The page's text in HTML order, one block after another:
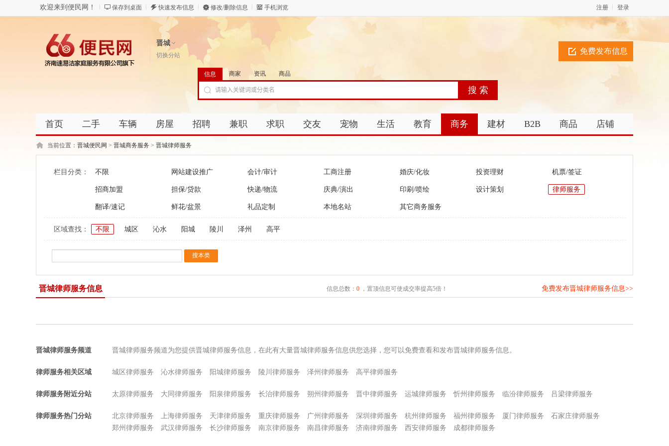
欢迎来到便民网！ 保存到桌面 快速发布信息 修改/删除信息 手机浏览 登录
注册
晋城
切换分站 免费发布信息
信息 商家 资讯 商品
首页 二手 车辆 房屋 招聘 兼职 求职 交友 宠物 生活 教育 商务 建材 B2B 商品 店铺
当前位置： 晋城便民网 > 晋城商务服务 > 晋城律师服务
栏目分类： 不限 网站建设推广 会计/审计 工商注册 婚庆/化妆 投资理财 机票/签证
招商加盟 担保/贷款 快递/物流 庆典/演出 印刷/喷绘 设计策划 律师服务
翻译/速记 鲜花/盆景 礼品定制 本地名站 其它商务服务
区域查找： 不限 城区 沁水 阳城 陵川 泽州 高平
晋城律师服务信息 信息总数： 0，置顶信息可使成交率提高5倍！ 免费发布晋城律师服务信息>>
晋城律师服务频道 晋城律师服务频道为您提供晋城律师服务信息，在此有大量晋城律师服务信息供您选择，您可以免费查看和发布晋城律师服务信息。
律师服务相关区域 城区律师服务 沁水律师服务 阳城律师服务 陵川律师服务 泽州律师服务 高平律师服务
律师服务附近分站 太原律师服务 大同律师服务 阳泉律师服务 长治律师服务 朔州律师服务 晋中律师服务 运城律师服务 忻州律师服务 临汾律师服务 吕梁律师服务
律师服务热门分站 北京律师服务 上海律师服务 天津律师服务 重庆律师服务 广州律师服务 深圳律师服务 杭州律师服务 福州律师服务 厦门律师服务
石家庄律师服务
郑州律师服务
武汉律师服务 长沙律师服务 南京律师服务 南昌律师服务 济南律师服务 西安律师服务 成都律师服务